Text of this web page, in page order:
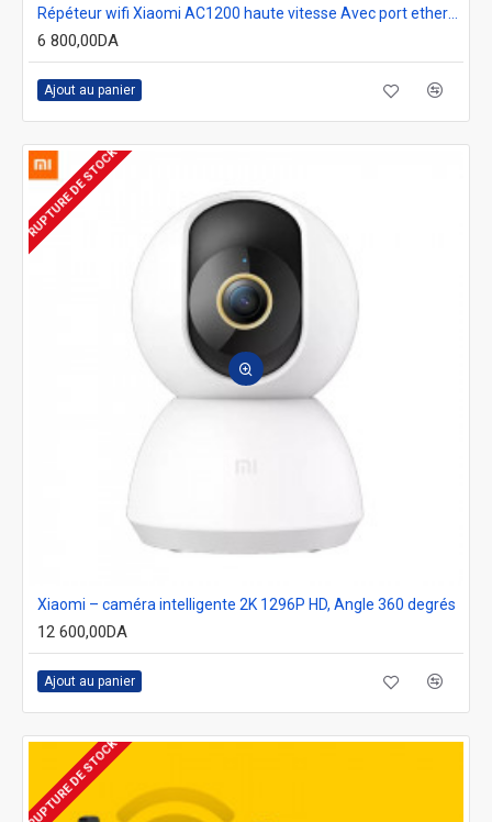
6 800,00DA
Ajout au panier
RUPTURE DE STOCK
Xiaomi – caméra intelligente 2K 1296P HD, Angle 360 degrés
12 600,00DA
Ajout au panier
RUPTURE DE STOCK